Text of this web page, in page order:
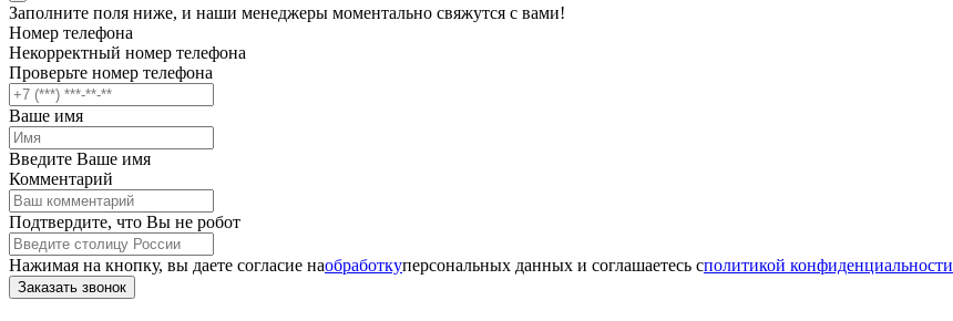
Заполните поля ниже, и наши менеджеры моментально свяжутся с вами!
Номер телефона
Некорректный номер телефона
Проверьте номер телефона
Ваше имя
Введите Ваше имя
Комментарий
Подтвердите, что Вы не робот
Нажимая на кнопку, вы даете согласие наобработкуперсональных данных и соглашаетесь cполитикой конфиденциальности
Заказать звонок